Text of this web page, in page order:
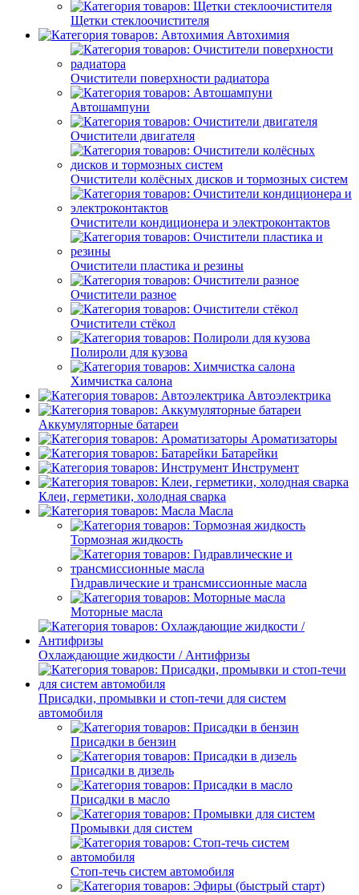
Щетки стеклоочистителя
Автохимия
Очистители поверхности радиатора
Автошампуни
Очистители двигателя
Очистители колёсных дисков и тормозных систем
Очистители кондиционера и электроконтактов
Очистители пластика и резины
Очистители разное
Очистители стёкол
Полироли для кузова
Химчистка салона
Автоэлектрика
Аккумуляторные батареи
Ароматизаторы
Батарейки
Инструмент
Клеи, герметики, холодная сварка
Масла
Тормозная жидкость
Гидравлические и трансмиссионные масла
Моторные масла
Охлаждающие жидкости / Антифризы
Присадки, промывки и стоп-течи для систем
автомобиля
Присадки в бензин
Присадки в дизель
Присадки в масло
Промывки для систем
Стоп-течь систем автомобиля